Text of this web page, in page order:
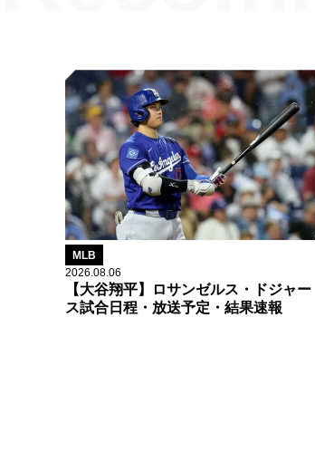
MLB
2026.08.06
【大谷翔平】ロサンゼルス・ドジャー
ス試合日程・放送予定・結果速報